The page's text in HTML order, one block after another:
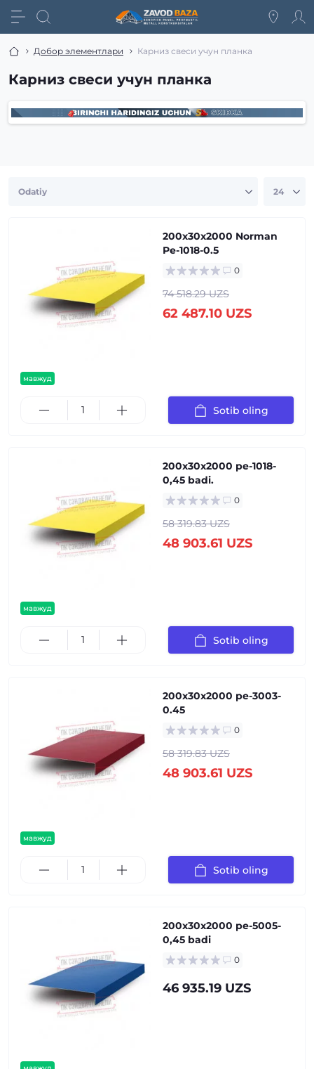
Добор элементлари Карниз свеси учун планка
Карниз свеси учун планка
мавжуд
200x30x2000 Norman
Pe-1018-0.5
0
74 518.29 UZS
62 487.10 UZS
Sotib oling
мавжуд
200x30x2000 pe-1018-
0,45 badi.
0
58 319.83 UZS
48 903.61 UZS
Sotib oling
мавжуд
200x30x2000 pe-3003-
0.45
0
58 319.83 UZS
48 903.61 UZS
Sotib oling
200x30x2000 pe-5005-
0,45 badi
0
46 935.19 UZS